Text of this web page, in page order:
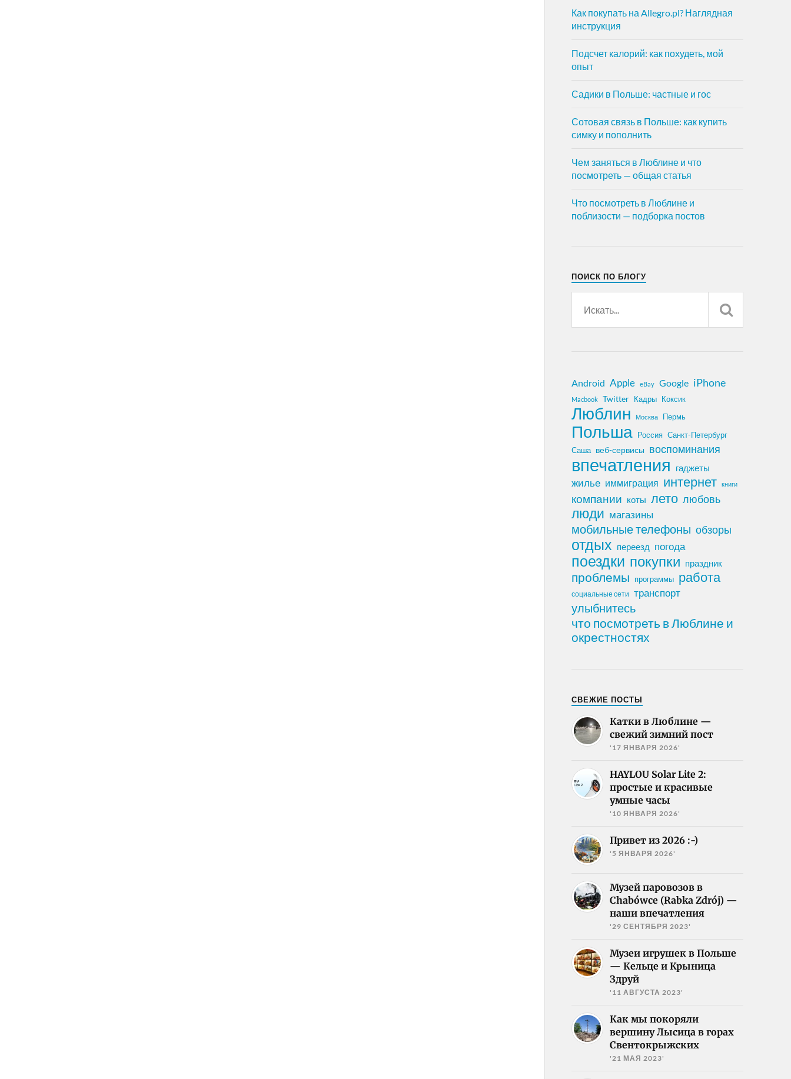
Как покупать на Allegro.pl? Наглядная
инструкция
Подсчет калорий: как похудеть, мой
опыт
Садики в Польше: частные и гос
Сотовая связь в Польше: как купить
симку и пополнить
Чем заняться в Люблине и что
посмотреть — общая статья
Что посмотреть в Люблине и
поблизости — подборка постов
ПОИСК ПО БЛОГУ
Android Apple eBay Google iPhone
Macbook Twitter Кадры Коксик
Люблин Москва Пермь
Польша Россия Санкт-Петербург
Саша веб-сервисы воспоминания
впечатления гаджеты
жилье иммиграция интернет книги
компании коты лето любовь
люди магазины
мобильные телефоны обзоры
отдых переезд погода
поездки покупки праздник
проблемы программы работа
социальные сети транспорт
улыбнитесь
что посмотреть в Люблине и
окрестностях
СВЕЖИЕ ПОСТЫ
Катки в Люблине —
свежий зимний пост
'17 ЯНВАРЯ 2026'
HAYLOU Solar Lite 2:
простые и красивые
умные часы
'10 ЯНВАРЯ 2026'
Привет из 2026 :-)
'5 ЯНВАРЯ 2026'
Музей паровозов в
Chabówce (Rabka Zdrój) —
наши впечатления
'29 СЕНТЯБРЯ 2023'
Музеи игрушек в Польше
— Кельце и Крыница
Здруй
'11 АВГУСТА 2023'
Как мы покоряли
вершину Лысица в горах
Свентокрыжских
'21 МАЯ 2023'